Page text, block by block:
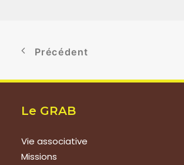
Précédent
Le GRAB
Vie associative
Missions